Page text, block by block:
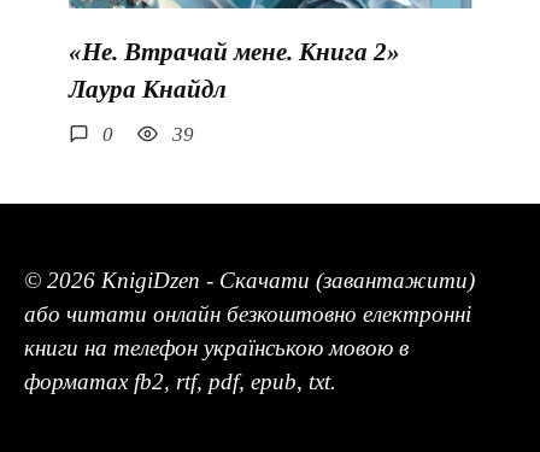
«Не. Втрачай мене. Книга 2»
Лаура Кнайдл
0 39
© 2026 KnigiDzen - Скачати (завантажити)
або читати онлайн безкоштовно електронні
книги на телефон українською мовою в
форматах fb2, rtf, pdf, epub, txt.